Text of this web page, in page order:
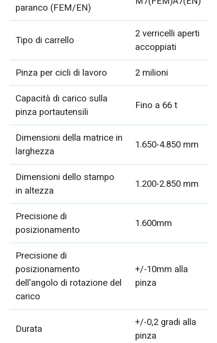
paranco (FEM/EN)
Tipo di carrello
2 verricelli aperti
accoppiati
Pinza per cicli di lavoro
2 milioni
Capacità di carico sulla
pinza portautensili
Fino a 66 t
Dimensioni della matrice in
larghezza
1.650-4.850 mm
Dimensioni dello stampo
in altezza
1.200-2.850 mm
Precisione di
posizionamento
1.600mm
Precisione di
posizionamento
dell'angolo di rotazione del
carico
+/-10mm alla
pinza
Durata
+/-0,2 gradi alla
pinza